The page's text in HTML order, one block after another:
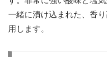
一緒に漬け込まれた、香
用します。